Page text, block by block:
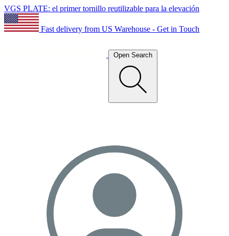
VGS PLATE: el primer tornillo reutilizable para la elevación
Fast delivery from US Warehouse - Get in Touch
Open Search